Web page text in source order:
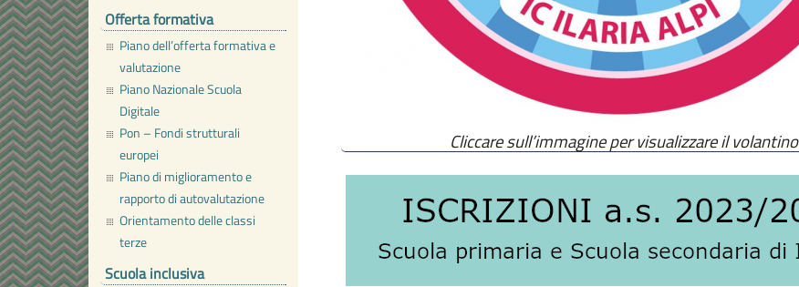
Offerta formativa
Piano dell’offerta formativa e
valutazione
Piano Nazionale Scuola
Digitale
Pon – Fondi strutturali
europei
Piano di miglioramento e
rapporto di autovalutazione
Orientamento delle classi
terze
Scuola inclusiva
Cliccare sull’immagine per visualizzare il volantino